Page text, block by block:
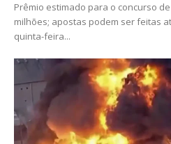
Prêmio estimado para o concurso
milhões; apostas podem ser feitas
quinta-feira...